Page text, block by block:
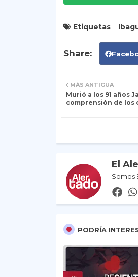
Etiquetas
MÁS ANTIGUA
Murió a los 91 años
comprensión de los
El
Somos
PODRÍA